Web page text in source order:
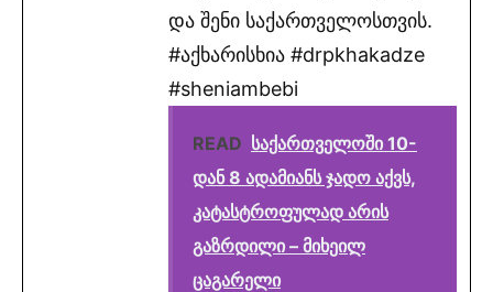
და შენი საქართველოსთვის.
#აქხარისხია #drpkhakadze
#sheniambebi
READ საქართველოში 10-
დან 8 ადამიანს ჯადო აქვს,
კატასტროფულად არის
გაზრდილი – მიხეილ
ცაგარელი